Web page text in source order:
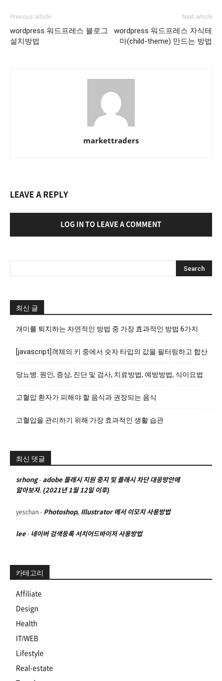
Previous article
wordpress 워드프레스 블로그
설치방법
Next article
wordpress 워드프레스 자식테
마(child-theme) 만드는 방법
markettraders
LEAVE A REPLY
LOG IN TO LEAVE A COMMENT
최신 글
개미를 퇴치하는 자연적인 방법 중 가장 효과적인 방법 6가지
[javascript]객체의 키 중에서 숫자 타입의 값을 필터링하고 합산
당뇨병: 원인, 증상, 진단 및 검사, 치료방법, 예방방법, 식이요법
고혈압 환자가 피해야 할 음식과 권장되는 음식
고혈압을 관리하기 위해 가장 효과적인 생활 습관
최신 댓글
srhong- adobe 플래시 지원 중지 및 플래시 차단 대응방안에
알아보자. (2021년 1월 12일 이후)
yeschan - Photoshop, Illustrator 에서 이모지 사용방법
lee - 네이버 검색등록 서치어드바이저 사용방법
카테고리
Affiliate
Design
Health
IT/WEB
Lifestyle
Real-estate